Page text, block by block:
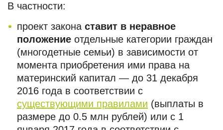
В частности:
проект закона ставит в неравное
положение отдельные категории граждан
(многодетные семьи) в зависимости от
момента приобретения ими права на
материнский капитал — до 31 декабря
2016 года в соответствии с
существующими правилами (выплаты в
размере до 0.5 млн рублей) или с 1